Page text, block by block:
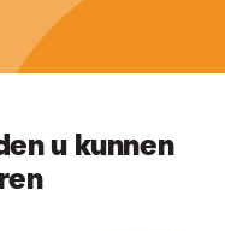
u kunnen